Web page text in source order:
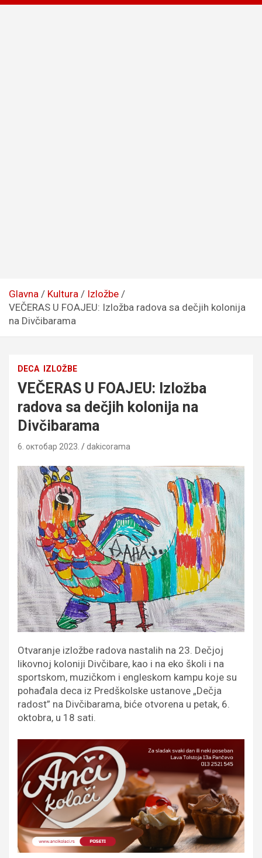
Glavna Kultura
Izložbe
VEČERAS U FOAJEU: Izložba radova sa dečjih kolonija
na Divčibarama
DECA IZLOŽBE
VEČERAS U FOAJEU: Izložba
radova sa dečjih kolonija na
Divčibarama
6. октобар 2023. dakicorama
Otvaranje izložbe radova nastalih na 23. Dečjoj
likovnoj koloniji Divčibare, kao i na eko školi i na
sportskom, muzičkom i engleskom kampu koje su
pohađala deca iz Predškolske ustanove „Dečja
radost” na Divčibarama, biće otvorena u petak, 6.
oktobra, u 18 sati.